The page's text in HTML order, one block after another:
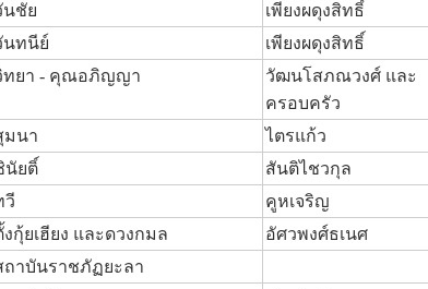
นชัย เพียงผดุงสิทธิ์
นทนีย์ เพียงผดุงสิทธิ์
ทยา - คุณอภิญญา
วัฒนโสภณวงศ์ และ
ครอบครัว
มนา ไตรแก้ว
นัยติ์ สันติไชวกุล
วี คูหเจริญ
งกุ้ยเฮียง และดวงกมล อัศวพงศ์ธเนศ
ถาบันราชภัฏยะลา